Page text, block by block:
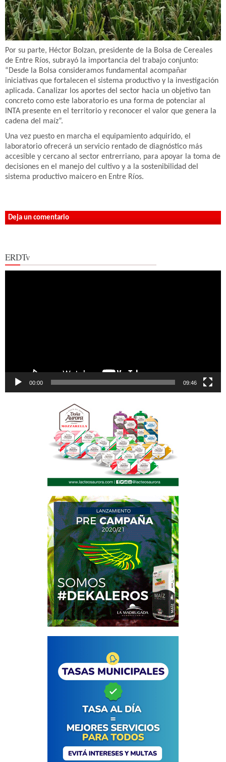
Por su parte, Héctor Bolzan, presidente de la Bolsa de Cereales
de Entre Ríos, subrayó la importancia del trabajo conjunto:
“Desde la Bolsa consideramos fundamental acompañar
iniciativas que fortalecen el sistema productivo y la investigación
aplicada. Canalizar los aportes del sector hacia un objetivo tan
concreto como este laboratorio es una forma de potenciar al
INTA presente en el territorio y reconocer el valor que genera la
cadena del maíz”.
Una vez puesto en marcha el equipamiento adquirido, el
laboratorio ofrecerá un servicio rentado de diagnóstico más
accesible y cercano al sector entrerriano, para apoyar la toma de
decisiones en el manejo del cultivo y a la sostenibilidad del
sistema productivo maicero en Entre Ríos.
Deja un comentario
ERDTv
00:00 09:46